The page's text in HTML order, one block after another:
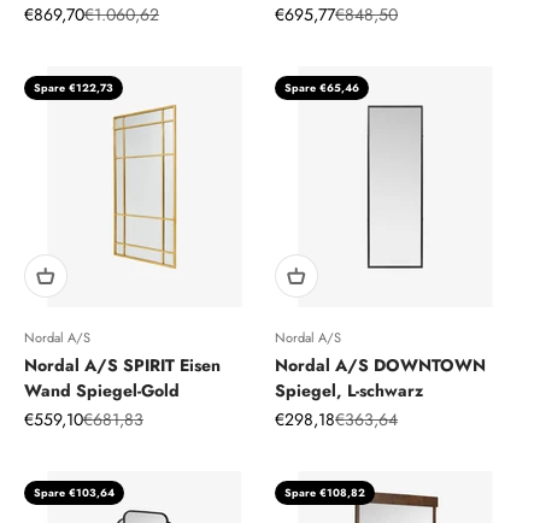
Angebot
€869,70Regulärer Preis
€1.060,62
Angebot
€695,77Regulärer Preis
€848,50
Spare €122,73
Nordal A/S
Nordal A/S SPIRIT Eisen
Wand Spiegel-Gold
Angebot
€559,10Regulärer Preis
€681,83
Spare €65,46
Nordal A/S
Nordal A/S DOWNTOWN
Spiegel, L-schwarz
Angebot
€298,18Regulärer Preis
€363,64
Spare €103,64 Spare €108,82